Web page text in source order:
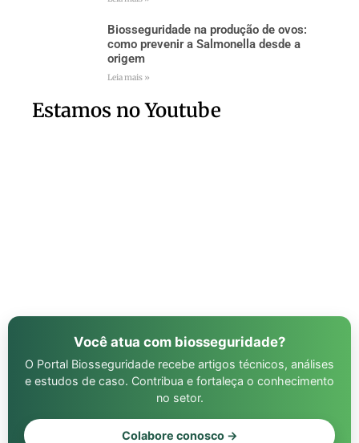
Biosseguridade na produção de ovos:
como prevenir a Salmonella desde a
origem
Leia mais »
Estamos no Youtube
Você atua com biosseguridade?
O Portal Biosseguridade recebe artigos técnicos, análises
e estudos de caso. Contribua e fortaleça o conhecimento
no setor.
Colabore conosco →